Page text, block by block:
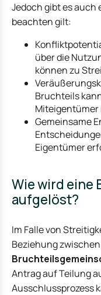
Jedoch gibt es auch
beachten gilt:
über die
können zu
Bruchteils
Gemeinsame
Eigentümer
Wie wird
aufgelöst?
Im Falle von
Beziehung
Antrag auf Teilung
Ausschlussprozess